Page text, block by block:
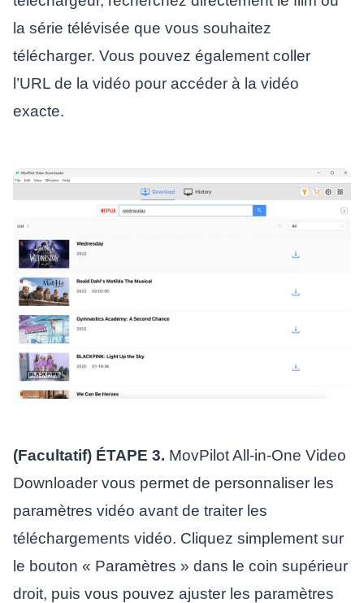
la série télévisée que vous souhaitez
télécharger. Vous pouvez également coller
l’URL de la vidéo pour accéder à la vidéo
exacte.
(Facultatif) ÉTAPE 3. MovPilot All-in-One Video
Downloader vous permet de personnaliser les
paramètres vidéo avant de traiter les
téléchargements vidéo. Cliquez simplement sur
le bouton « Paramètres » dans le coin supérieur
droit, puis vous pouvez ajuster les paramètres